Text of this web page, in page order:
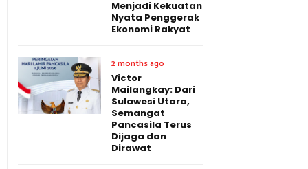
Menjadi Kekuatan
Nyata Penggerak
Ekonomi Rakyat
2 months ago
Victor
Mailangkay: Dari
Sulawesi Utara,
Semangat
Pancasila Terus
Dijaga dan
Dirawat